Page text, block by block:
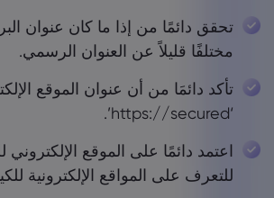
تحقق دائمًا من إذا ما كان عنوان
مختلفًا قليلاً عن العنوان الرسمي.
تأكد دائمَا من أن عنوان الموقع
‘https://secured’.
اعتمد دائمًا على الموقع الإلكتروني
للتعرف على المواقع الإلكترونية